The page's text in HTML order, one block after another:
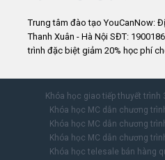
Trung tâm đào tạo YouCanNow:
Thanh Xuân - Hà Nội SĐT:
trình đặc biệt giảm 20% học phí
Khóa học giao tiếp thuyết trình
Khóa học MC dẫn chương
Khóa học MC dẫn chương
Khóa học MC dẫn chương
Khóa học telesale bán hàng